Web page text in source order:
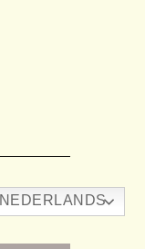
NEDERLANDS